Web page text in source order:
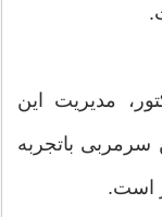
مدیریت این
باتجربه
است.